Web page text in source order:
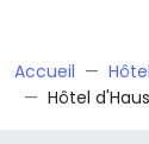
Accueil
Hôtel